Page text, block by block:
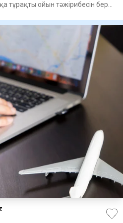
тұрақты ойын тәжірибесін беру